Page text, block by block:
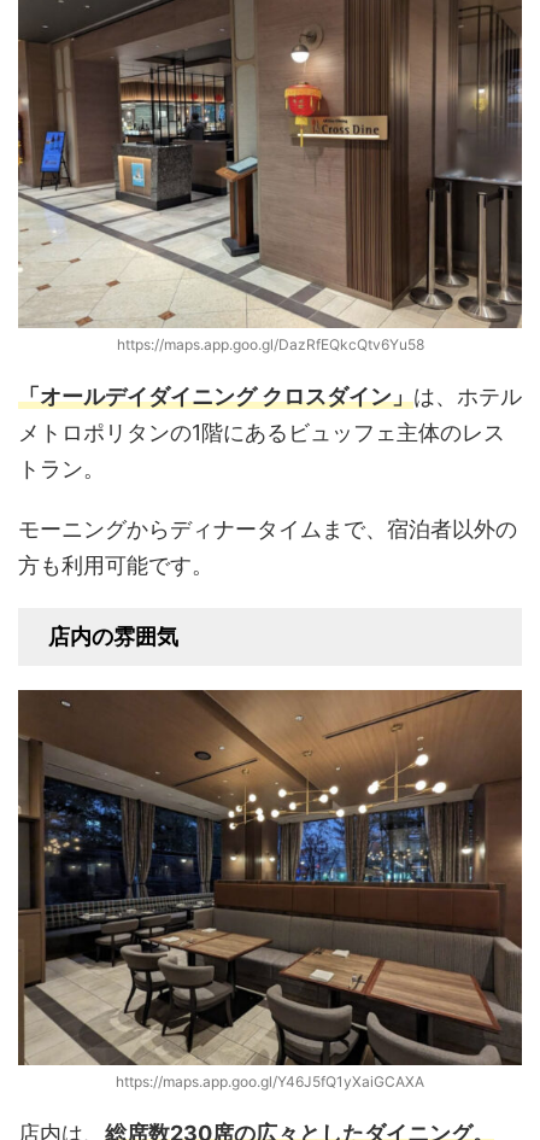
https://maps.app.goo.gl/DazRfEQkcQtv6Yu58
「オールデイダイニング クロスダイン」は、ホテル
メトロポリタンの1階にあるビュッフェ主体のレス
トラン。
モーニングからディナータイムまで、宿泊者以外の
方も利用可能です。
店内の雰囲気
https://maps.app.goo.gl/Y46J5fQ1yXaiGCAXA
店内は、 総席数230席の広々としたダイニング。